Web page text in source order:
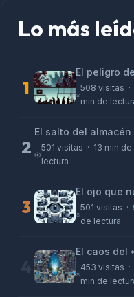
Lo más
1
508 visitas ·
min de
2
501 visitas · 13 min de
lectura
3
501 visitas ·
de lectura
453 visitas ·
min de